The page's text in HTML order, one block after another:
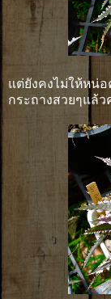
แต่ยังคงไม่ให้หน่
กระถางสวยๆแล้